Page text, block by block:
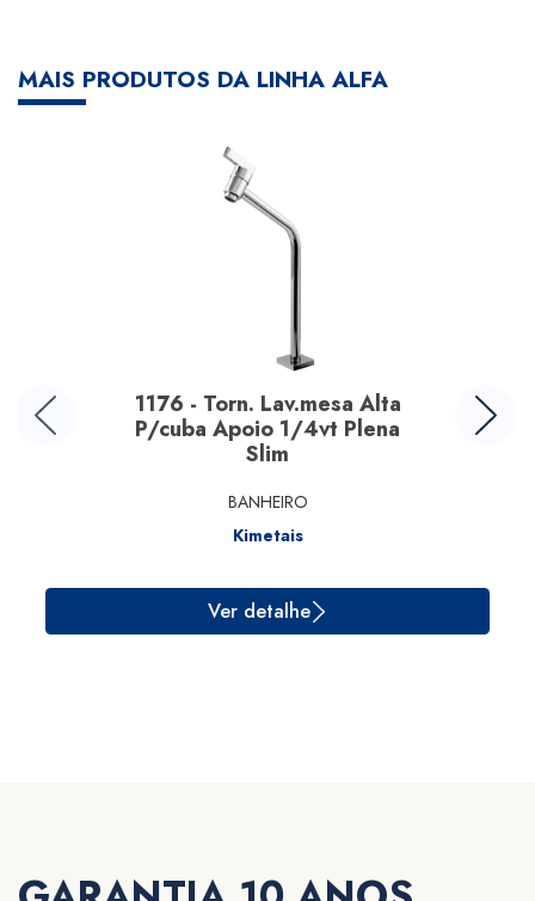
MAIS PRODUTOS DA LINHA ALFA
1176 - Torn. Lav.mesa Alta
P/cuba Apoio 1/4vt Plena
Slim
BANHEIRO
Kimetais